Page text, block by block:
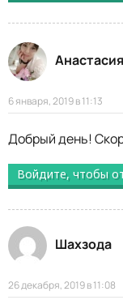
6 января, 2019 в 11:13
Добрый день!
Войдите, чтобы
Шахзода
26 декабря, 2019 в 11:08